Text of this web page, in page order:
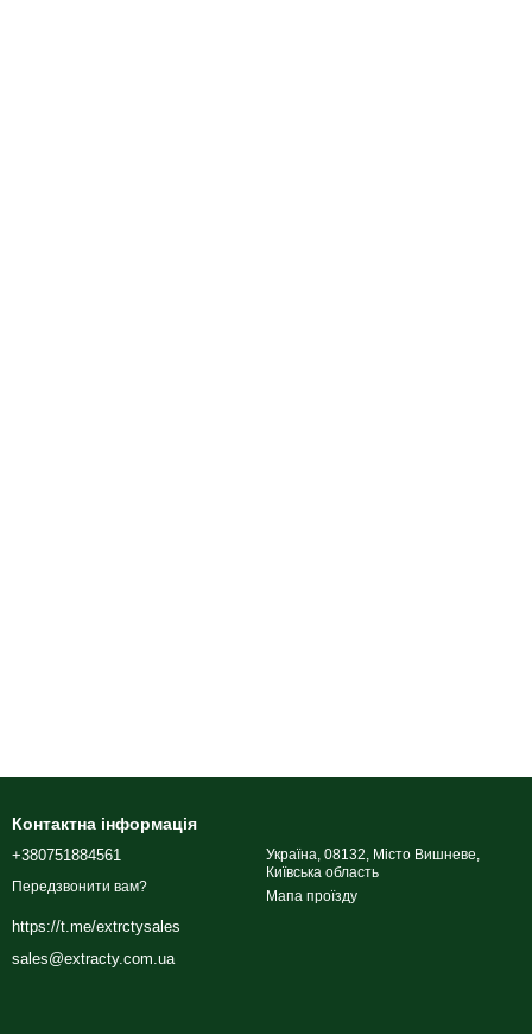
Контактна інформація
+380751884561
Передзвонити вам?
https://t.me/extrctysales
sales@extracty.com.ua
Україна, 08132, Місто Вишневе,
Київська область
Мапа проїзду